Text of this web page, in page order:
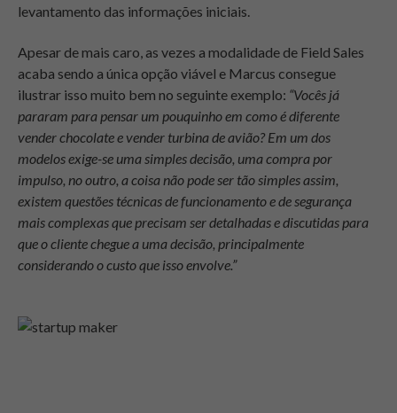
levantamento das informações iniciais.
Apesar de mais caro, as vezes a modalidade de Field Sales
acaba sendo a única opção viável e Marcus consegue
ilustrar isso muito bem no seguinte exemplo: “Vocês já
pararam para pensar um pouquinho em como é diferente
vender chocolate e vender turbina de avião? Em um dos
modelos exige-se uma simples decisão, uma compra por
impulso, no outro, a coisa não pode ser tão simples assim,
existem questões técnicas de funcionamento e de segurança
mais complexas que precisam ser detalhadas e discutidas para
que o cliente chegue a uma decisão, principalmente
considerando o custo que isso envolve.”